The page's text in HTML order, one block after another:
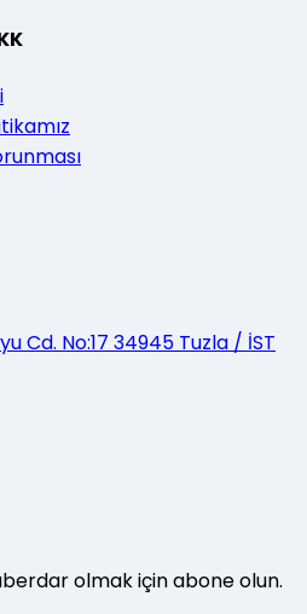
Cd. No:17 34945 Tuzla / İST
olmak için abone olun.